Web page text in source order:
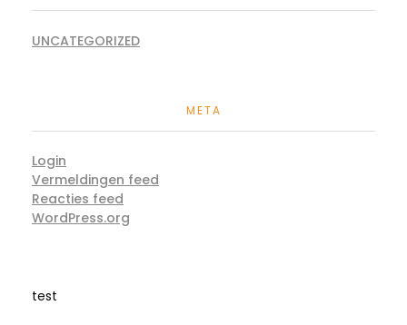
UNCATEGORIZED
META
Login
Vermeldingen feed
Reacties feed
WordPress.org
test